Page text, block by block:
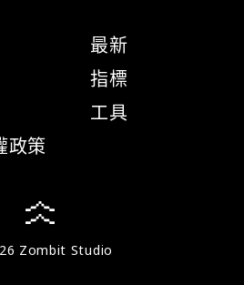
政策
最新
指標
工具
Zombit Studio